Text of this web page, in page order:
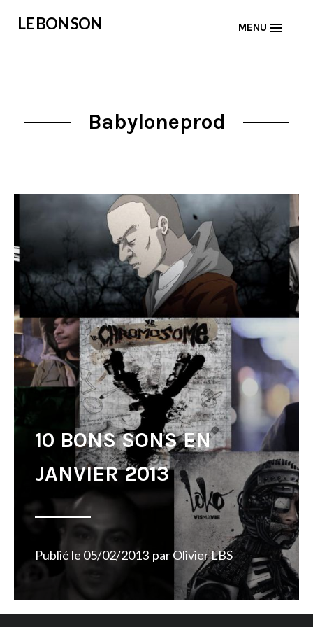
LE BON SON MENU
Babyloneprod
10 BONS SONS EN
JANVIER 2013
Publié le 05/02/2013 parOlivier LBS